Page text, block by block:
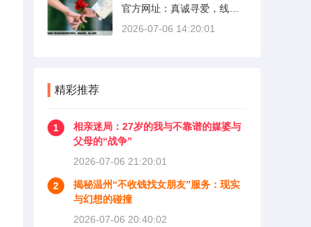
官方网址：真诚寻爱，线上
启航
2026-07-06 14:20:01
精彩推荐
1
相亲迷局：27岁的我与不靠谱的媒婆与
父母的“战争”
2026-07-06 21:20:01
2
揭秘温州“不收钱找女朋友”服务：现实
与幻想的碰撞
2026-07-06 20:40:02